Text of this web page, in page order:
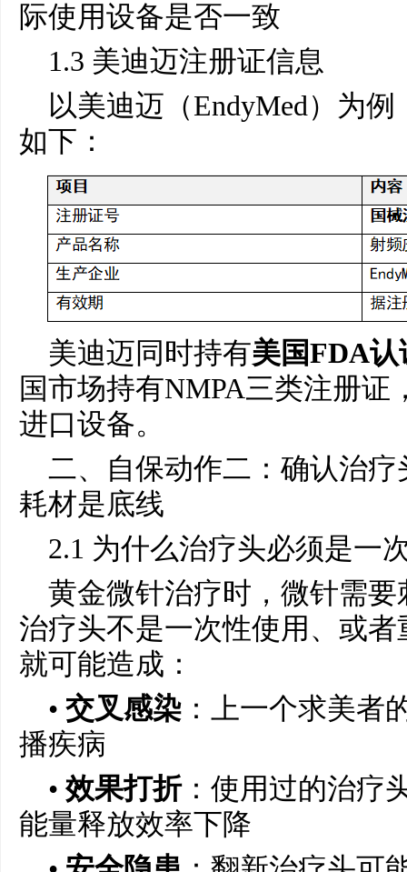
际使用设备是否一致
1.3 美迪迈注册证信息
以美迪迈（EndyMed）为
如下：
美迪迈同时持有美国FDA认
国市场持有NMPA三类注册证
进口设备。
二、自保动作二：确认治
耗材是底线
2.1 为什么治疗头必须是一
黄金微针治疗时，微针需
治疗头不是一次性使用、或
就可能造成：
• 交叉感染 ：上一个求美者
播疾病
• 效果打折：使用过的治疗
能量释放效率下降